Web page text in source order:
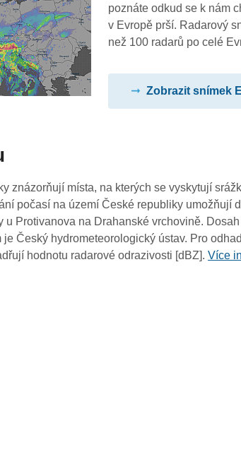
poznáte odkud se k nám
v Evropě prší. Radarový
než 100 radarů po celé
Zobrazit snímek
znázorňují místa, na kterých se vyskytují
počasí na území České republiky umožňují
u Protivanova na Drahanské vrchovině.
je Český hydrometeorologický ústav. Pro
hodnotu radarové odrazivosti [dBZ].Více